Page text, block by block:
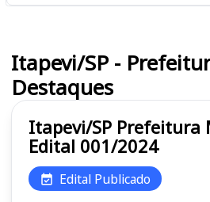
Itapevi/SP Prefeitura
Edital 001/2024
Edital Publicado
Itapevi/SP -
Destaques